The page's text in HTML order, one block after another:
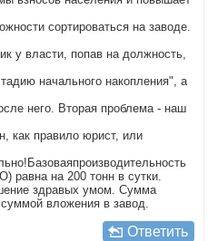
сортироваться на заводе.
у власти, попав на должность,
начального накопления", а
него. Вторая проблема - наш
как правило юрист, или
равна на 200 тонн в сутки.
здравых умом. Сумма
вложения в завод.
Ответить